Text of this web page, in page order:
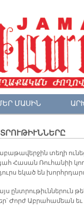
ՄԱՍԻՆ
տե­ղի
Հա­սան Ռու­հա­նիի
ե­կած են
Ժորժ Աբ­րա­հա­մեան